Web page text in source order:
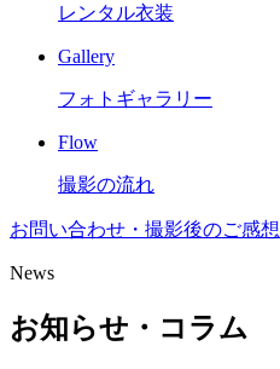
レンタル衣装
Gallery
フォトギャラリー
Flow
撮影の流れ
お問い合わせ・撮影後のご感想
News
お知らせ・コラム